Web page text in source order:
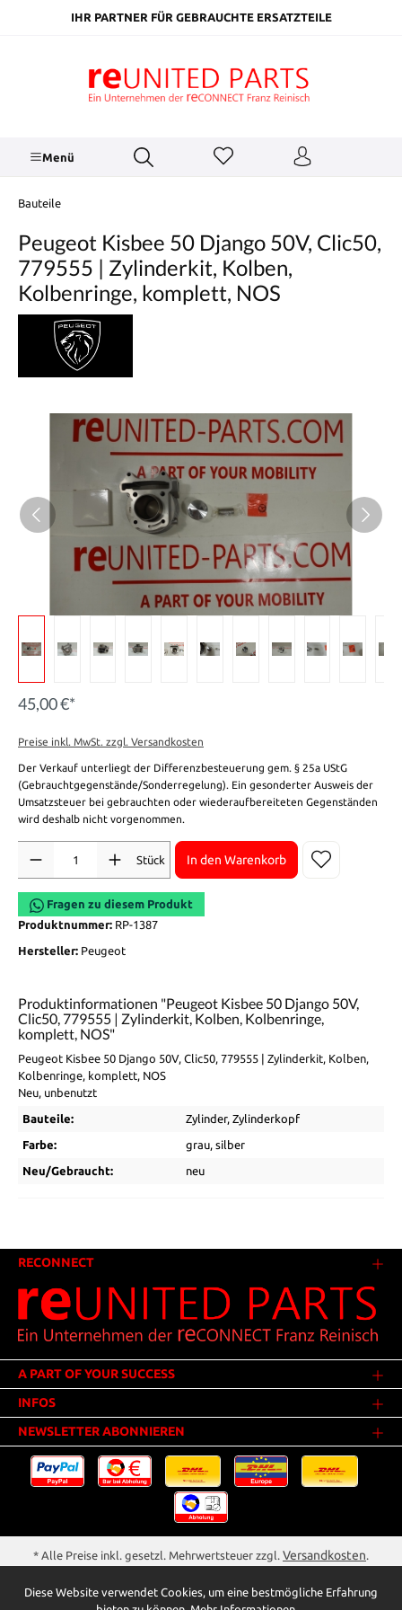
springenIHR PARTNER FÜR GEBRAUCHTE ERSATZTEILE
Menü
Bauteile
Peugeot Kisbee 50 Django 50V, Clic50,
779555 | Zylinderkit, Kolben,
Kolbenringe, komplett, NOS
45,00 €*
Preise inkl. MwSt. zzgl. Versandkosten
Der Verkauf unterliegt der Differenzbesteuerung gem. § 25a UStG
(Gebrauchtgegenstände/Sonderregelung). Ein gesonderter Ausweis der
Umsatzsteuer bei gebrauchten oder wiederaufbereiteten Gegenständen
wird deshalb nicht vorgenommen.
Stück
In den Warenkorb
Fragen zu diesem Produkt
Produktnummer: RP-1387
Hersteller: Peugeot
Produktinformationen "Peugeot Kisbee 50 Django 50V,
Clic50, 779555 | Zylinderkit, Kolben, Kolbenringe,
komplett, NOS"
Peugeot Kisbee 50 Django 50V, Clic50, 779555 | Zylinderkit, Kolben,
Kolbenringe, komplett, NOS
Neu, unbenutzt
Bauteile: Zylinder, Zylinderkopf
Farbe: grau, silber
Neu/Gebraucht: neu
RECONNECT
A PART OF YOUR SUCCESS
INFOS
NEWSLETTER ABONNIEREN
* Alle Preise inkl. gesetzl. Mehrwertsteuer zzgl. Versandkosten.
** Der Verkauf unterliegt der Differenzbesteuerung gem. § 25a UStG
Diese Website verwendet Cookies, um eine bestmögliche Erfahrung